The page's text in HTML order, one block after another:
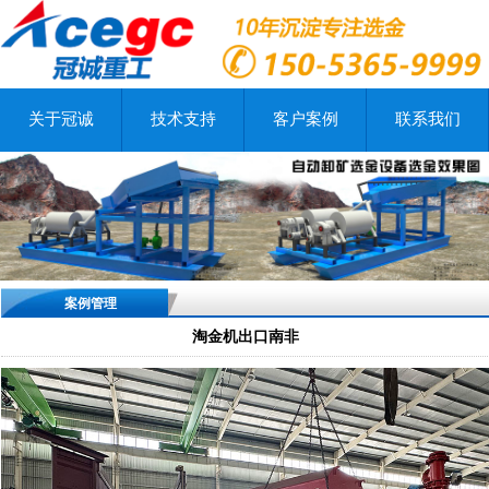
关于冠诚 技术支持 客户案例 联系我们
案例管理
淘金机出口南非